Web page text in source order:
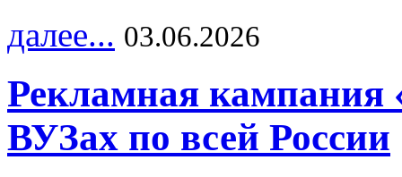
далее... 03.06.2026
Рекламная кампания
ВУЗах по всей России